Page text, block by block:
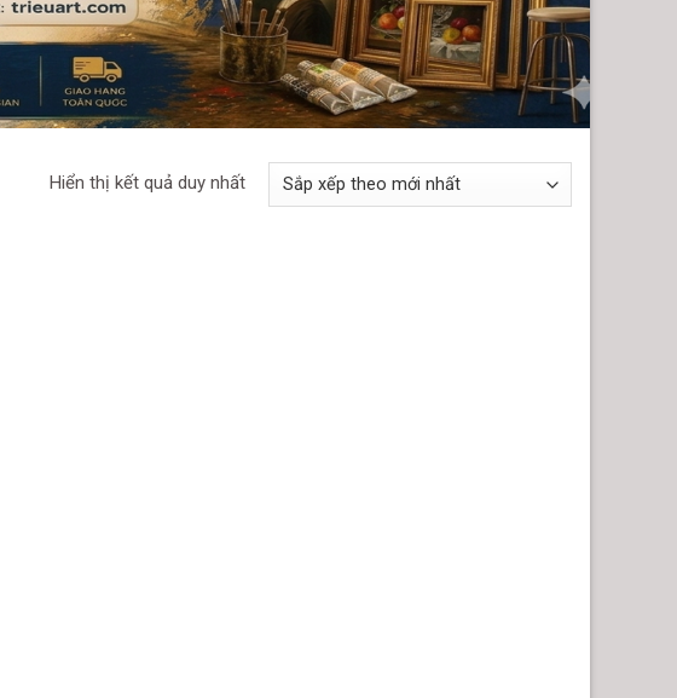
Hiển thị kết quả duy nhất